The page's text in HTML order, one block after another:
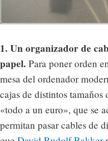
1. Un organizador de
papel. Para poner orden
mesa del ordenador
cajas de distintos tamaños
«todo a un euro», que se
permitan pasar cables de